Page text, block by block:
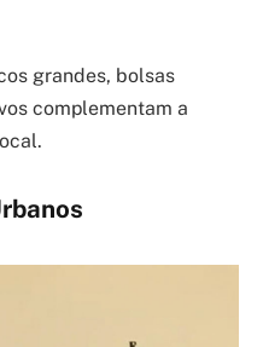
grandes, bolsas
complementam a